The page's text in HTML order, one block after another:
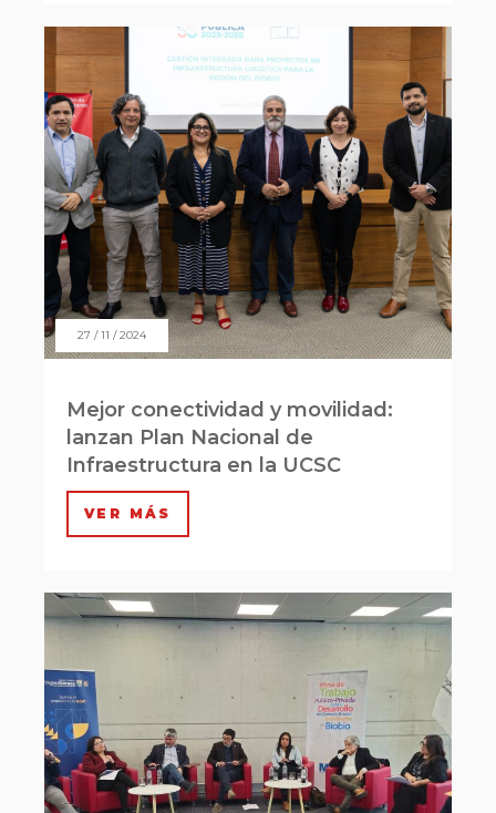
27 / 11 / 2024
Mejor conectividad y movilidad:
lanzan Plan Nacional de
Infraestructura en la UCSC
VER MÁS